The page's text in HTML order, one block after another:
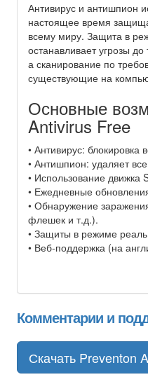
Антивирус и антишпион
настоящее время
всему миру. Защита в
останавливает угрозы до
а сканирование по
существующие на
Основные
Antivirus Free
• Антивирус: блокировка
• Антишпион: удаляет
• Использование движка
• Ежедневные
• Обнаружение
флешек и т.д.).
• Защиты в режиме
• Веб-поддержка (на
Комментарии и
Скачать Preventon